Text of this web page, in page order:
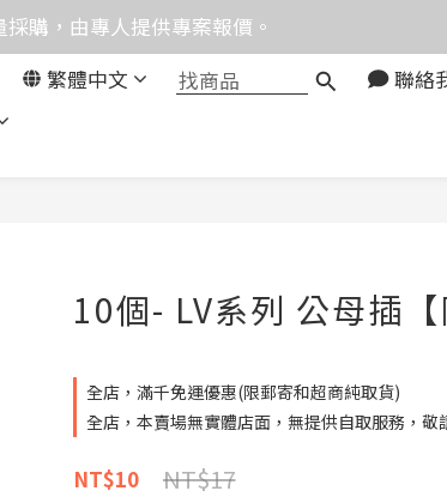
購，由專人提供專案報價。
體店面，無自取服務。
改播0989250580或是0962083580
繁體中文 聯絡
10個- LV系列 公母插【
全店，滿千免運優惠(限郵寄和超商純取貨)
全店，本賣場無實體店面，無提供自取服務，敬
NT$17
NT$10